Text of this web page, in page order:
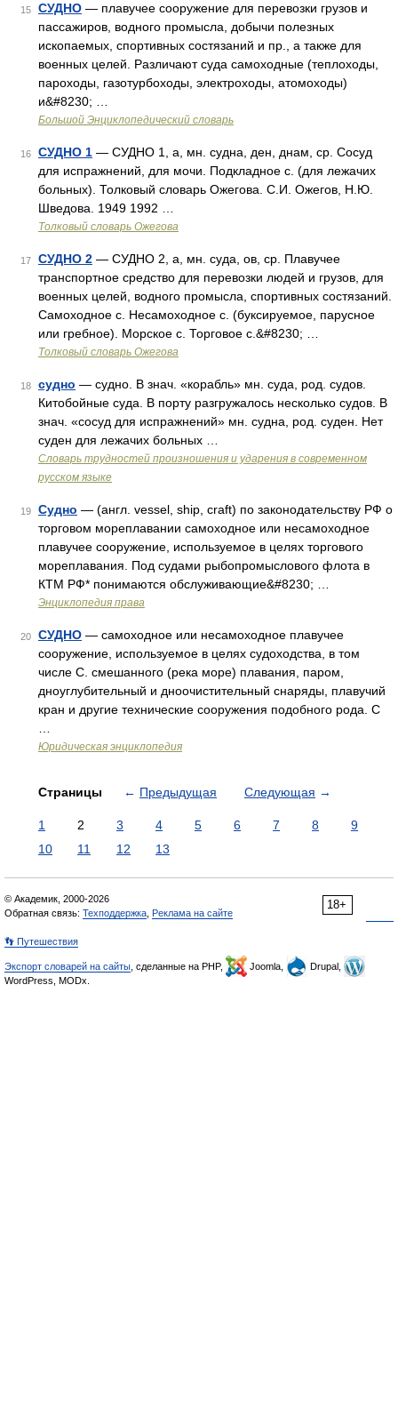
15 СУДНО — плавучее сооружение для перевозки грузов и
пассажиров, водного промысла, добычи полезных
ископаемых, спортивных состязаний и пр., а также для
военных целей. Различают суда самоходные (теплоходы,
пароходы, газотурбоходы, электроходы, атомоходы)
и&#8230; …
Большой Энциклопедический словарь
16 СУДНО 1 — СУДНО 1, а, мн. судна, ден, днам, ср. Сосуд
для испражнений, для мочи. Подкладное с. (для лежачих
больных). Толковый словарь Ожегова. С.И. Ожегов, Н.Ю.
Шведова. 1949 1992 …
Толковый словарь Ожегова
17 СУДНО 2 — СУДНО 2, а, мн. суда, ов, ср. Плавучее
транспортное средство для перевозки людей и грузов, для
военных целей, водного промысла, спортивных состязаний.
Самоходное с. Несамоходное с. (буксируемое, парусное
или гребное). Морское с. Торговое с.&#8230; …
Толковый словарь Ожегова
18 судно — судно. В знач. «корабль» мн. суда, род. судов.
Китобойные суда. В порту разгружалось несколько судов. В
знач. «сосуд для испражнений» мн. судна, род. суден. Нет
суден для лежачих больных …
Словарь трудностей произношения и ударения в современном
русском языке
19 Судно — (англ. vessel, ship, craft) по законодательству РФ о
торговом мореплавании самоходное или несамоходное
плавучее сооружение, используемое в целях торгового
мореплавания. Под судами рыбопромыслового флота в
КТМ РФ* понимаются обслуживающие&#8230; …
Энциклопедия права
20 СУДНО — самоходное или несамоходное плавучее
сооружение, используемое в целях судоходства, в том
числе С. смешанного (река море) плавания, паром,
дноуглубительный и дноочистительный снаряды, плавучий
кран и другие технические сооружения подобного рода. С
Юридическая энциклопедия
Страницы ← Предыдущая Следующая →
1 2 3 4 5 6 7 8
9
10
11 12 13
18+
© Академик, 2000-2026
Обратная связь: Техподдержка Реклама на сайте
👣 Путешествия
Экспорт словарей на сайты , сделанные на PHP, Joomla,
Drupal,
WordPress, MODx.